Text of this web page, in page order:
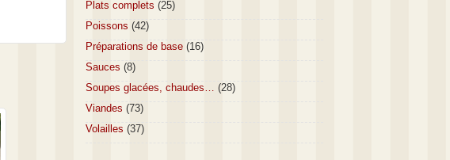
Plats complets (25)
Poissons (42)
Préparations de base (16)
Sauces (8)
Soupes glacées, chaudes… (28)
Viandes (73)
Volailles (37)